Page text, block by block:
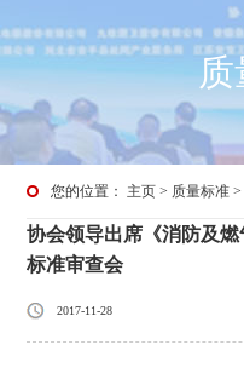
您的位置： 主页 > 质量标准 >
协会领导出席《消防及
标准审查会
2017-11-28